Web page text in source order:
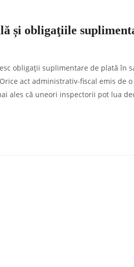
și obligaţiile
obligaţii suplimentare de plată în
act administrativ-fiscal emis de
ales că uneori inspectorii pot lua